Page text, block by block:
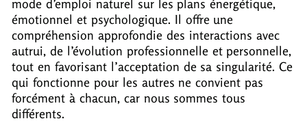
mode d’emploi naturel sur les plans énergétique,
émotionnel et psychologique. Il offre une
compréhension approfondie des interactions avec
autrui, de l’évolution professionnelle et personnelle,
tout en favorisant l’acceptation de sa singularité. Ce
qui fonctionne pour les autres ne convient pas
forcément à chacun, car nous sommes tous
différents.